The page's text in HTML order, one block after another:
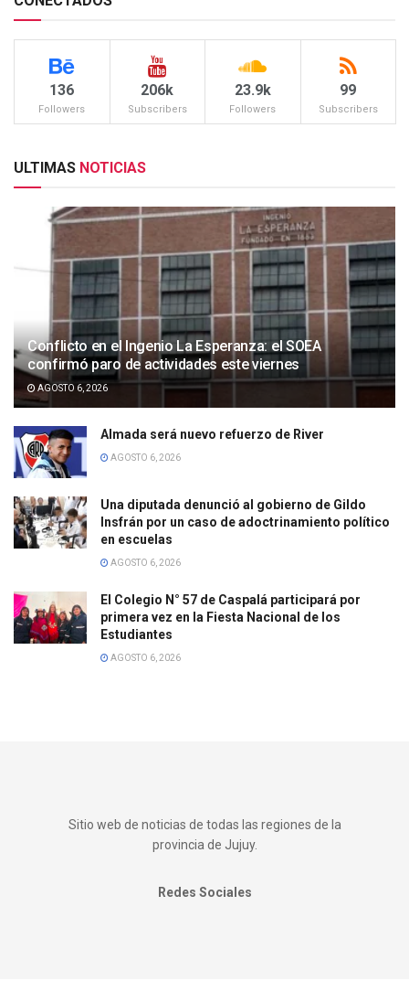
136
Followers
206k
Subscribers
23.9k
Followers
99
Subscribers
ULTIMAS NOTICIAS
Conflicto en el Ingenio La Esperanza: el SOEA
confirmó paro de actividades este viernes
AGOSTO 6, 2026
Almada será nuevo refuerzo de River
AGOSTO 6, 2026
Una diputada denunció al gobierno de Gildo
Insfrán por un caso de adoctrinamiento político
en escuelas
AGOSTO 6, 2026
El Colegio N° 57 de Caspalá participará por
primera vez en la Fiesta Nacional de los
Estudiantes
AGOSTO 6, 2026
Sitio web de noticias de todas las regiones de la
provincia de Jujuy.
Redes Sociales